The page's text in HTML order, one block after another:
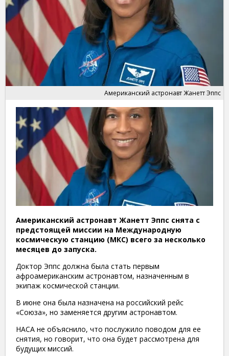
Американский астронавт Жанетт Эппс
Американский астронавт Жанетт Эппс снята с
предстоящей миссии на Международную
космическую станцию (МКС) всего за несколько
месяцев до запуска.
Доктор Эппс должна была стать первым
афроамериканским астронавтом, назначенным в
экипаж космической станции.
В июне она была назначена на российский рейс
«Союза», но заменяется другим астронавтом.
НАСА не объяснило, что послужило поводом для ее
снятия, но говорит, что она будет рассмотрена для
будущих миссий.